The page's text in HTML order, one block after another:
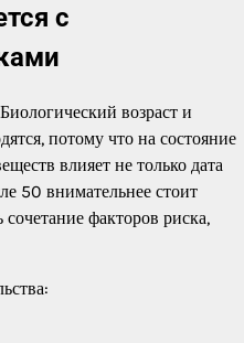
с
возраст и
потому что на состояние
влияет не только дата
50 внимательнее стоит
сочетание факторов риска,